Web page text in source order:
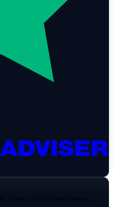
Silver will be listed below.